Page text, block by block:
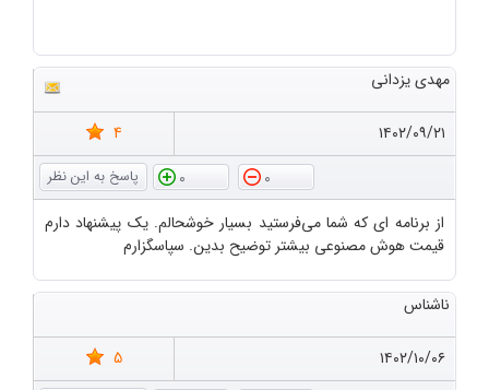
مهدی یزدانی
۱۴۰۲/۰۹/۲۱
4
0
0
از برنامه ای که شما می‌فرستید بسیار خوشحالم. یک پیشنهاد دارم
قیمت هوش مصنوعی بیشتر توضیح بدین. سپاسگزارم
ناشناس
۱۴۰۲/۱۰/۰۶
5